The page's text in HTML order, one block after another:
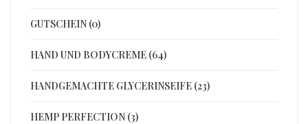
GUTSCHEIN (0)
HAND UND BODYCREME (64)
HANDGEMACHTE GLYCERINSEIFE (23)
HEMP PERFECTION (3)